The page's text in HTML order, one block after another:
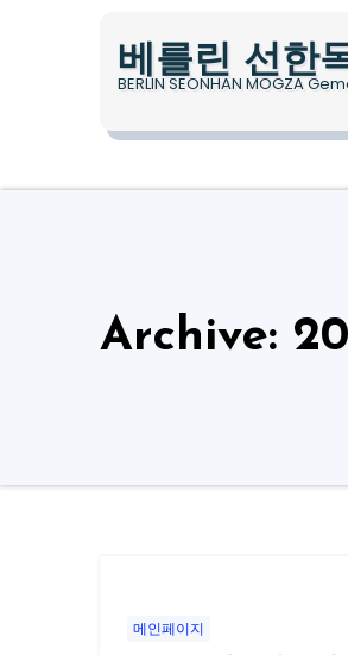
베를린 선한
BERLIN SEONHAN MOGZA
Archive:
메인페이지